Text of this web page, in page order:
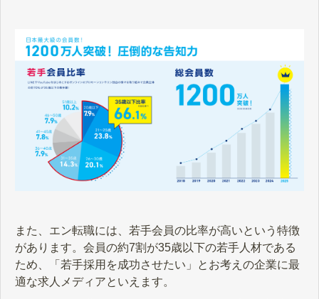
また、エン転職には、若手会員の比率が高いという特徴
があります。会員の約7割が35歳以下の若手人材である
ため、「若手採用を成功させたい」とお考えの企業に最
適な求人メディアといえます。